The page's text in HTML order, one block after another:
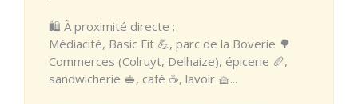
🛍️ À proximité directe :
Médiacité, Basic Fit 💪, parc de la Boverie 🌳
Commerces (Colruyt, Delhaize), épicerie 🥖,
sandwicherie 🥪, café ☕, lavoir 🧺...